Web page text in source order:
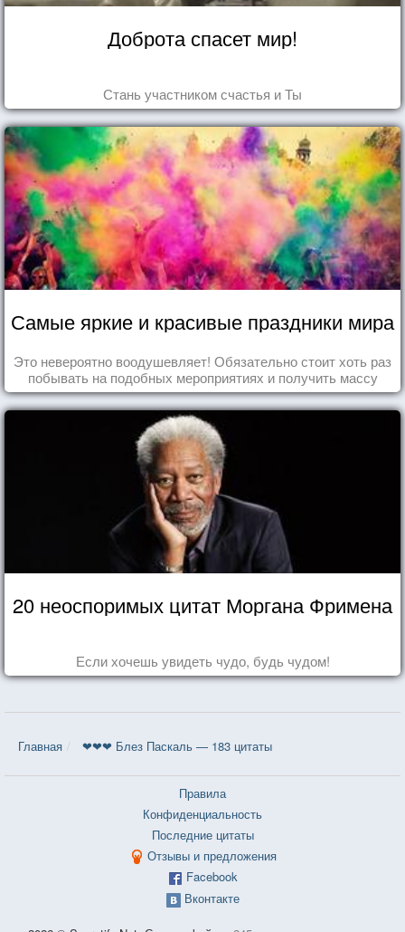
Доброта спасет мир!
Стань участником счастья и Ты
Самые яркие и красивые праздники мира
Это невероятно воодушевляет! Обязательно стоит хоть раз
побывать на подобных мероприятиях и получить массу
впечатлений!
20 неоспоримых цитат Моргана Фримена
Если хочешь увидеть чудо, будь чудом!
Главная ❤❤❤ Блез Паскаль — 183 цитаты
Правила
Конфиденциальность
Последние цитаты
Отзывы и предложения
Facebook
Вконтакте